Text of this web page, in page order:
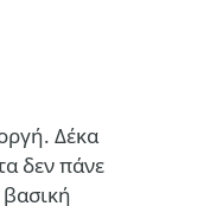
Δέκα
δεν πάνε
βασική